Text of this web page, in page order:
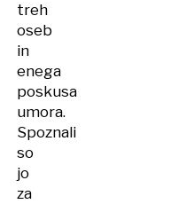
treh
oseb
in
enega
poskusa
umora.
Spoznali
so
jo
za